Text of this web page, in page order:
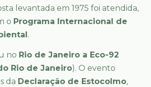
levantada em 1975 foi atendida,
o Programa Internacional de
.
no Rio de Janeiro a Eco-92
Rio de Janeiro). O evento
da Declaração de Estocolmo,